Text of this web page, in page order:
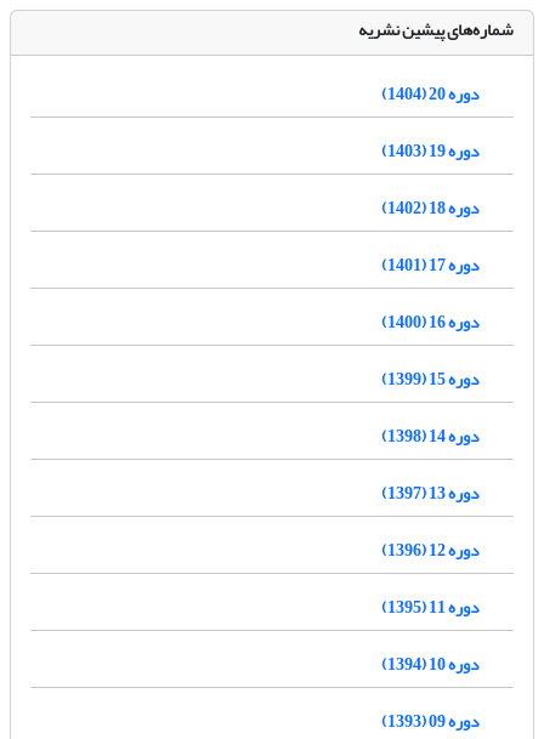
شماره‌های پیشین نشریه
دوره 20 (1404)
دوره 19 (1403)
دوره 18 (1402)
دوره 17 (1401)
دوره 16 (1400)
دوره 15 (1399)
دوره 14 (1398)
دوره 13 (1397)
دوره 12 (1396)
دوره 11 (1395)
دوره 10 (1394)
دوره 09 (1393)